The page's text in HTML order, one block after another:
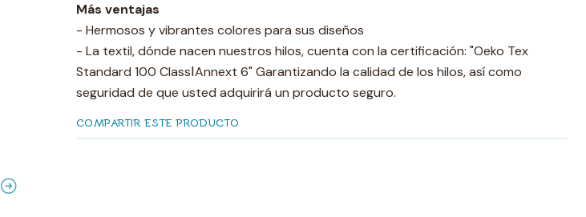
Más ventajas
- Hermosos y vibrantes colores para sus diseños
- La textil, dónde nacen nuestros hilos, cuenta con la certificación: "Oeko Tex
Standard 100 ClassⅠAnnext 6" Garantizando la calidad de los hilos, así como
seguridad de que usted adquirirá un producto seguro.
COMPARTIR ESTE PRODUCTO